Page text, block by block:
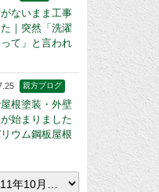
ないまま工事
｜突然「洗濯
て」と言われ
親方ブログ
根塗装・外壁
始まりました
リウム鋼板屋根